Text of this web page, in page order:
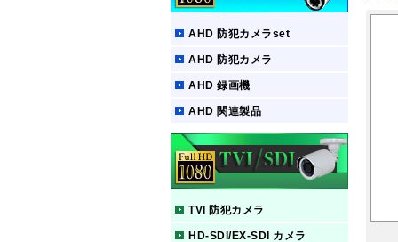
AHD 防犯カメラset
AHD 防犯カメラ
AHD 録画機
AHD 関連製品
TVI 防犯カメラ
HD-SDI/EX-SDI カメラ